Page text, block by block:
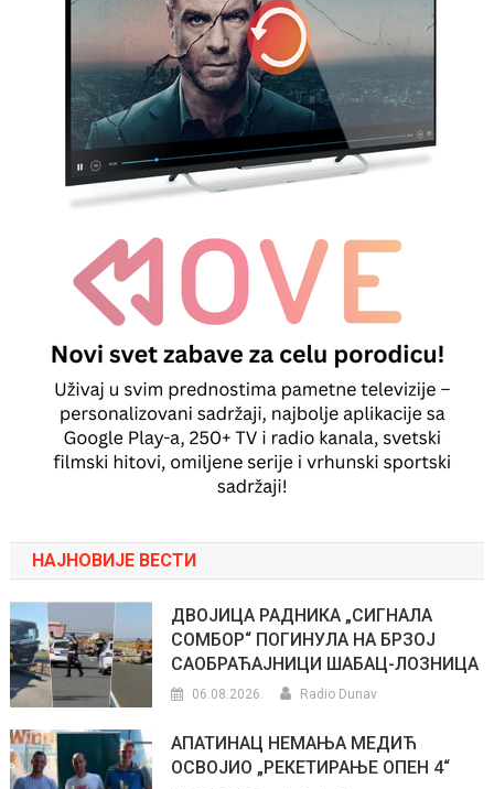
НАЈНОВИЈЕ ВЕСТИ
ДВОЈИЦА РАДНИКА „СИГНАЛА
СОМБОР“ ПОГИНУЛА НА БРЗОЈ
САОБРАЋАЈНИЦИ ШАБАЦ-ЛОЗНИЦА
06.08.2026. Radio Dunav
АПАТИНАЦ НЕМАЊА МЕДИЋ
ОСВОЈИО „РЕКЕТИРАЊЕ ОПЕН 4“